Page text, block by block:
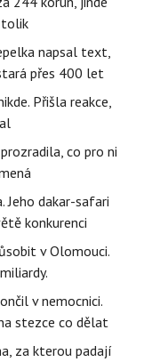
napsal text,
přes 400 let
Přišla reakce,
co pro ni
dakar-safari
konkurenci
v Olomouci.
v nemocnici.
stezce co dělat
za kterou padají